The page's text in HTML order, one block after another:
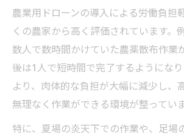
補助金活用による農業用ドロー
メリット
補助金活用で農業用ドロー
抑える
農業用ドローン補助金の最新
イント
導入後の経営改善を支える
農業用ドローンの導入による労働負担
くの農家から高く評価されています。
数人で数時間かけていた農薬散布作業
後は1人で短時間で完了するようにな
より、肉体的な負担が大幅に減少し、
無理なく作業ができる環境が整っていま
特に、夏場の炎天下での作業や、足場